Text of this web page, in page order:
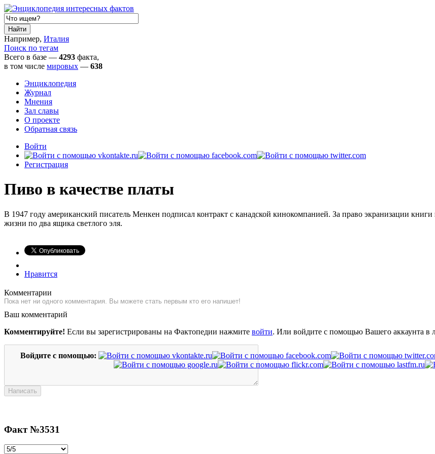
Например, Италия
Поиск по тегам
Всего в базе — 4293 факта,
в том числе мировых — 638
Энциклопедия
Журнал
Мнения
Зал славы
О проекте
Обратная связь
Войти
Регистрация
Пиво в качестве платы
В 1947 году американский писатель Менкен подписал контракт с канадской кинокомпанией. За право экранизации книги
жизни по два ящика светлого эля.
Нравится
Комментарии
Пока нет ни одного комментария. Вы можете стать первым кто его напишет!
Ваш комментарий
Комментируйте! Если вы зарегистрированы на Фактопедии нажмите войти. Или войдите с помощью Вашего аккаунта в
Войдите с помощью:
Факт №3531